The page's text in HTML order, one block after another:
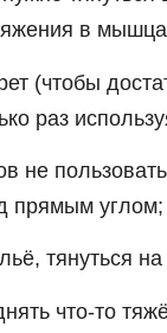
в
(чтобы
раз
не
прямым углом;
тянуться
что-то